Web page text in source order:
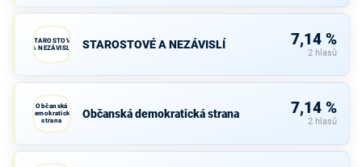
STAROSTOVÉ
A NEZÁVISLÍ
STAROSTOVÉ A NEZÁVISLÍ 7,14 %
2 hlasů
Občanská
demokratická
strana
Občanská demokratická strana 7,14 %
2 hlasů